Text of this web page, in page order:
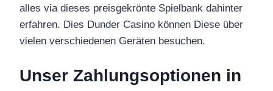
alles via dieses preisgekrönte Spielbank dahinter
erfahren. Dies Dunder Casino können Diese über
vielen verschiedenen Geräten besuchen.
Unser Zahlungsoptionen in